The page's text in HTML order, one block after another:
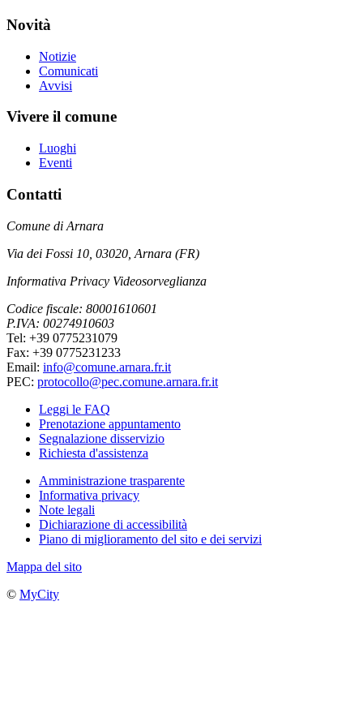
Novità
Notizie
Comunicati
Avvisi
Vivere il comune
Luoghi
Eventi
Contatti
Comune di Arnara
Via dei Fossi 10, 03020, Arnara (FR)
Informativa Privacy Videosorveglianza
Codice fiscale: 80001610601
P.IVA: 00274910603
Tel: +39 0775231079
Fax: +39 0775231233
Email: info@comune.arnara.fr.it
PEC: protocollo@pec.comune.arnara.fr.it
Leggi le FAQ
Prenotazione appuntamento
Segnalazione disservizio
Richiesta d'assistenza
Amministrazione trasparente
Informativa privacy
Note legali
Dichiarazione di accessibilità
Piano di miglioramento del sito e dei servizi
Mappa del sito
© MyCity